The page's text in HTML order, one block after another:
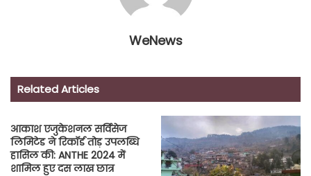
WeNews
Related Articles
आकाश एजुकेशनल सर्विसेज
लिमिटेड ने रिकॉर्ड तोड़ उपलब्धि
हासिल की: ANTHE 2024 में
शामिल हुए दस लाख छात्र